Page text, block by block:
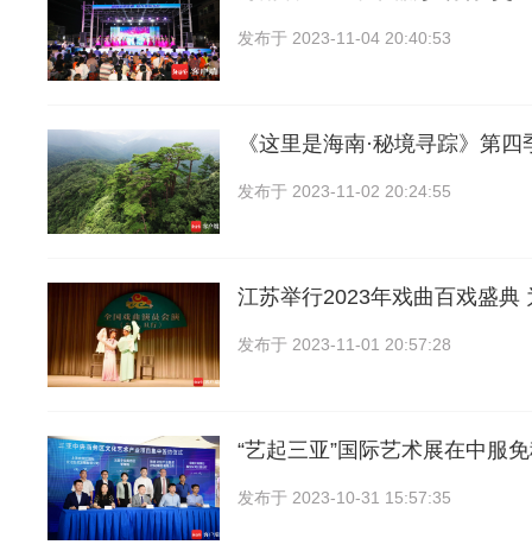
发布于 2023-11-04 20:40:53
《这里是海南·秘境寻踪》第四
发布于 2023-11-02 20:24:55
江苏举行2023年戏曲百戏盛典
发布于 2023-11-01 20:57:28
“艺起三亚”国际艺术展在中服
发布于 2023-10-31 15:57:35